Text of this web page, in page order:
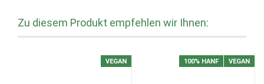
Zu diesem Produkt empfehlen wir Ihnen:
VEGAN 100% HANF VEGAN